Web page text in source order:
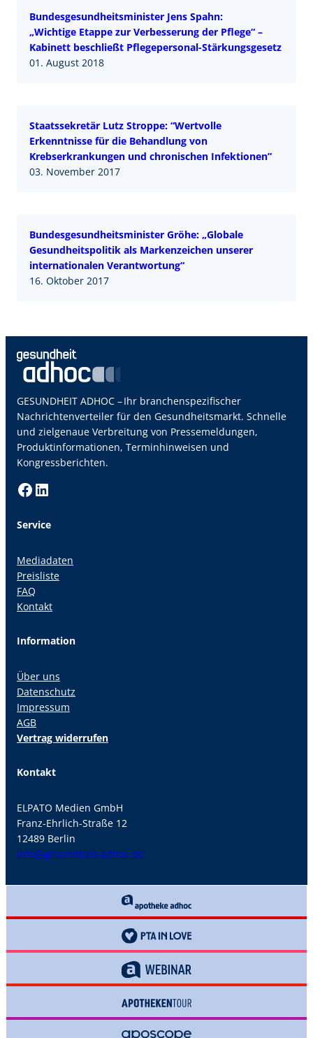
Bundesgesundheitsminister Jens Spahn:
„Wichtige Etappe zur Verbesserung der Pflege“ –
Kabinett beschließt Pflegepersonal-Stärkungsgesetz
01. August 2018
Staatssekretär Lutz Stroppe: “Wertvolle
Erkenntnisse für die Behandlung von
Krebserkrankungen und chronischen Infektionen”
03. November 2017
Bundesgesundheitsminister Gröhe: „Globale
Gesundheitspolitik als Markenzeichen unserer
internationalen Verantwortung“
16. Oktober 2017
GESUNDHEIT ADHOC – Ihr branchenspezifischer
Nachrichtenverteiler für den Gesundheitsmarkt. Schnelle
und zielgenaue Verbreitung von Pressemeldungen,
Produktinformationen, Terminhinweisen und
Kongressberichten.
Facebook LinkedIn
Service
Mediadaten
Preisliste
FAQ
Kontakt
Information
Über uns
Datenschutz
Impressum
AGB
Vertrag widerrufen
Kontakt
ELPATO Medien GmbH
Franz-Ehrlich-Straße 12
12489 Berlin
info@gesundheit-adhoc.de